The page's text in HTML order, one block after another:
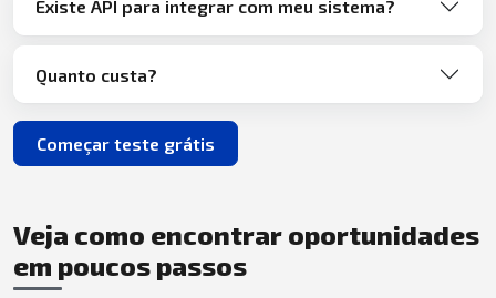
Existe API para integrar com meu sistema?
Quanto custa?
Começar teste grátis
Veja como encontrar oportunidades
em poucos passos